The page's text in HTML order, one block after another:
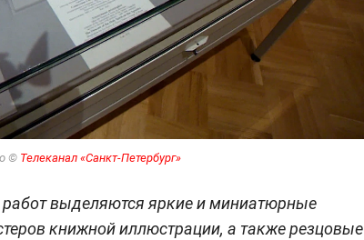
© Телеканал «Санкт-Петербург»
выделяются яркие и миниатюрные
книжной иллюстрации, а также резцовые